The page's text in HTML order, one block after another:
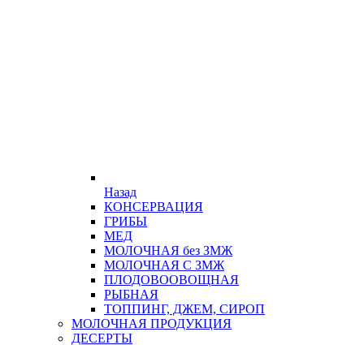
Назад
КОНСЕРВАЦИЯ
ГРИБЫ
МЕД
МОЛОЧНАЯ без ЗМЖ
МОЛОЧНАЯ С ЗМЖ
ПЛОДОВООВОЩНАЯ
РЫБНАЯ
ТОППИНГ, ДЖЕМ, СИРОП
МОЛОЧНАЯ ПРОДУКЦИЯ
ДЕСЕРТЫ